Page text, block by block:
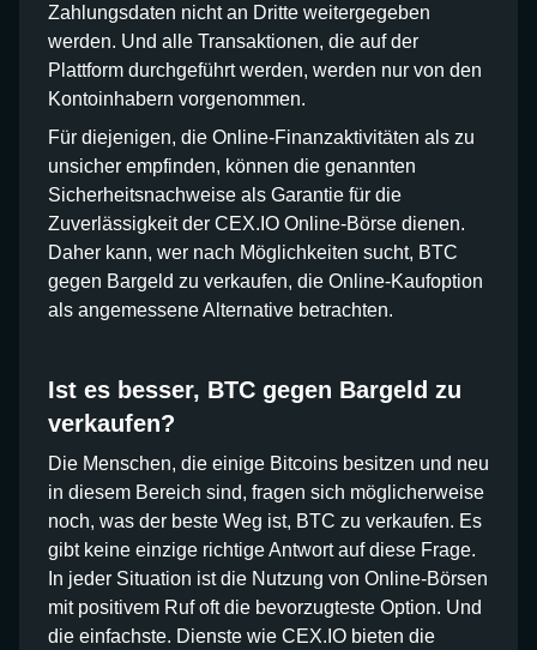
Zahlungsdaten nicht an Dritte weitergegeben
werden. Und alle Transaktionen, die auf der
Plattform durchgeführt werden, werden nur von den
Kontoinhabern vorgenommen.
Für diejenigen, die Online-Finanzaktivitäten als zu
unsicher empfinden, können die genannten
Sicherheitsnachweise als Garantie für die
Zuverlässigkeit der CEX.IO Online-Börse dienen.
Daher kann, wer nach Möglichkeiten sucht, BTC
gegen Bargeld zu verkaufen, die Online-Kaufoption
als angemessene Alternative betrachten.
Ist es besser, BTC gegen Bargeld zu
verkaufen?
Die Menschen, die einige Bitcoins besitzen und neu
in diesem Bereich sind, fragen sich möglicherweise
noch, was der beste Weg ist, BTC zu verkaufen. Es
gibt keine einzige richtige Antwort auf diese Frage.
In jeder Situation ist die Nutzung von Online-Börsen
mit positivem Ruf oft die bevorzugteste Option. Und
die einfachste. Dienste wie CEX.IO bieten die